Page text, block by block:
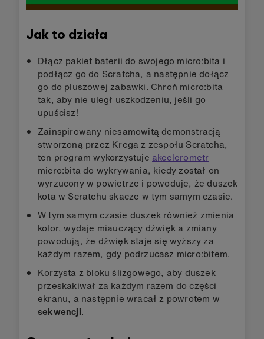
Jak to działa
Dłącz pakiet baterii do swojego micro:bita i
podłącz go do Scratcha, a następnie dołącz
go do pluszowej zabawki. Chroń micro:bita
tak, aby nie uległ uszkodzeniu, jeśli go
upuścisz!
Zainspirowany niesamowitą demonstracją
stworzoną przez Krega z zespołu Scratcha,
ten program wykorzystuje akcelerometr
micro:bita do wykrywania, kiedy został on
wyrzucony w powietrze i powoduje, że duszek
kota w Scratchu skacze w tym samym czasie.
W tym samym czasie duszek również zmienia
kolor, wydaje miauczący dźwięk a zmiany
powodują, że dźwięk staje się wyższy za
każdym razem, gdy podrzucasz micro:bitem.
Korzysta z bloku ślizgowego, aby duszek
przeskakiwał za każdym razem do części
ekranu, a następnie wracał z powrotem w
sekwencji.